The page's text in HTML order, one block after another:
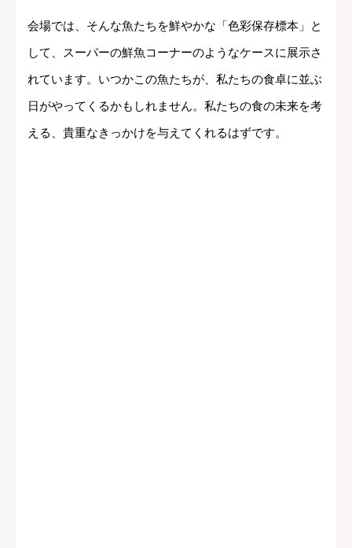
会場では、そんな魚たちを鮮やかな「色彩保存標本」と
して、スーパーの鮮魚コーナーのようなケースに展示さ
れています。いつかこの魚たちが、私たちの食卓に並ぶ
日がやってくるかもしれません。私たちの食の未来を考
える、貴重なきっかけを与えてくれるはずです。